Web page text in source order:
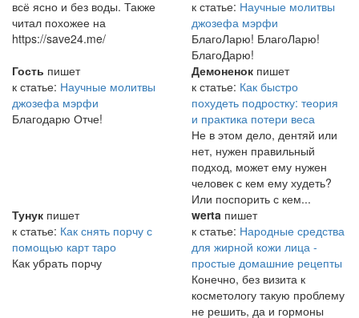
всё ясно и без воды. Также
читал похожее на
https://save24.me/
к статье: Научные молитвы
джозефа мэрфи
БлагоЛарю! БлагоЛарю!
БлагоДарю!
Гость пишет
к статье: Научные молитвы
джозефа мэрфи
Благодарю Отче!
Демоненок пишет
к статье: Как быстро
похудеть подростку: теория
и практика потери веса
Не в этом дело, дентяй или
нет, нужен правильный
подход, может ему нужен
человек с кем ему худеть?
Или поспорить с кем...
Тунук пишет
к статье: Как снять порчу с
помощью карт таро
Как убрать порчу
werta пишет
к статье: Народные средства
для жирной кожи лица -
простые домашние рецепты
Конечно, без визита к
косметологу такую проблему
не решить, да и гормоны